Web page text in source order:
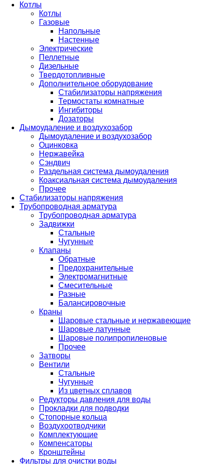
Котлы
Котлы
Газовые
Напольные
Настенные
Электрические
Пеллетные
Дизельные
Твердотопливные
Дополнительное оборудование
Стабилизаторы напряжения
Термостаты комнатные
Ингибиторы
Дозаторы
Дымоудаление и воздухозабор
Дымоудаление и воздухозабор
Оцинковка
Нержавейка
Сэндвич
Раздельная система дымоудаления
Коаксиальная система дымоудаления
Прочее
Стабилизаторы напряжения
Трубопроводная арматура
Трубопроводная арматура
Задвижки
Стальные
Чугунные
Клапаны
Обратные
Предохранительные
Электромагнитные
Смесительные
Разные
Балансировочные
Краны
Шаровые стальные и нержавеющие
Шаровые латунные
Шаровые полипропиленовые
Прочее
Затворы
Вентили
Стальные
Чугунные
Из цветных сплавов
Редукторы давления для воды
Прокладки для подводки
Стопорные кольца
Воздухоотводчики
Комплектующие
Компенсаторы
Кронштейны
Фильтры для очистки воды